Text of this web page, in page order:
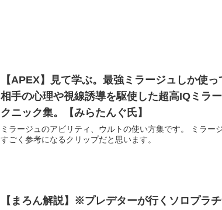
【APEX】見て学ぶ。最強ミラージュしか使っ
相手の心理や視線誘導を駆使した超高IQミラ
クニック集。【みらたんぐ氏】
ミラージュのアビリティ、ウルトの使い方集です。 ミラー
すごく参考になるクリップだと思います。
【まろん解説】※プレデターが行くソロプラ